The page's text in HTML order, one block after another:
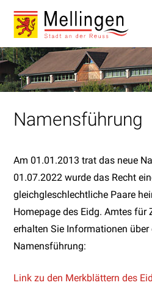
Navigieren in
Schnellnavigation
Namensführung
Am 01.01.2013 trat das neue
01.07.2022 wurde das Recht
gleichgleschlechtliche Paare
Homepage des Eidg. Amtes für
erhalten Sie Informationen
Namensführung:
Link zu den Merkblättern des